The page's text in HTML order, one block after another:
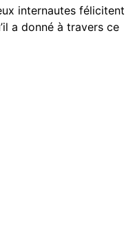
internautes félicitent
a donné à travers ce